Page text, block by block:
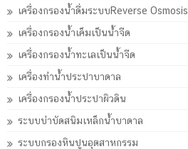
เครื่องกรองน้ำดื่มระบบReverse Osmosis
เครื่องกรองน้ำเค็มเป็นน้ำจืด
เครื่องกรองน้ำทะเลเป็นน้ำจืด
เครื่องทำน้ำประปาบาดาล
เครื่องกรองน้ำประปาผิวดิน
ระบบบำบัดสนิมเหล็กน้ำบาดาล
ระบบกรองหินปูนอุตสาหกรรม